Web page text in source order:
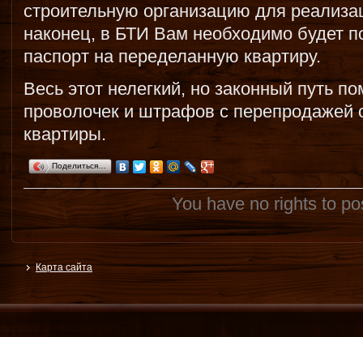
строительную организацию для
наконец, в БТИ Вам необходимо будет
паспорт на переделанную квартиру.
Весь этот нелегкий, но законный путь
проволочек и штрафов с перепродажей
квартиры.
Поделиться…
You have no rights to
Карта сайта